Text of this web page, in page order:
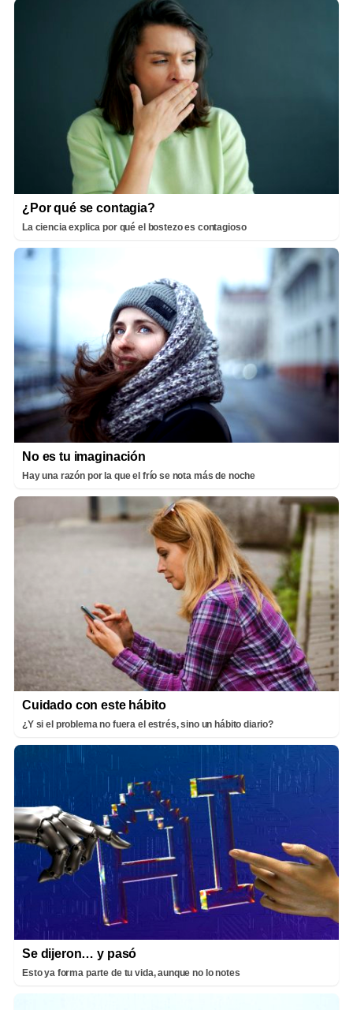
¿Por qué se contagia?
La ciencia explica por qué el bostezo es contagioso
No es tu imaginación
Hay una razón por la que el frío se nota más de noche
Cuidado con este hábito
¿Y si el problema no fuera el estrés, sino un hábito diario?
Se dijeron… y pasó
Esto ya forma parte de tu vida, aunque no lo notes